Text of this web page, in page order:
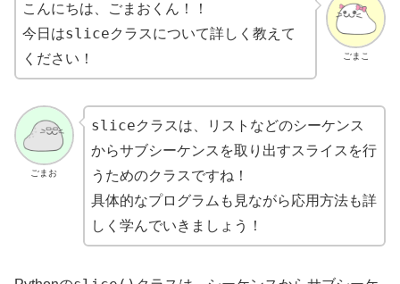
ごまこ
こんにちは、ごまおくん！！
今日はsliceクラスについて詳しく教えて
ください！
ごまお
sliceクラスは、リストなどのシーケンス
からサブシーケンスを取り出すスライスを行
うためのクラスですね！
具体的なプログラムも見ながら応用方法も詳
しく学んでいきましょう！